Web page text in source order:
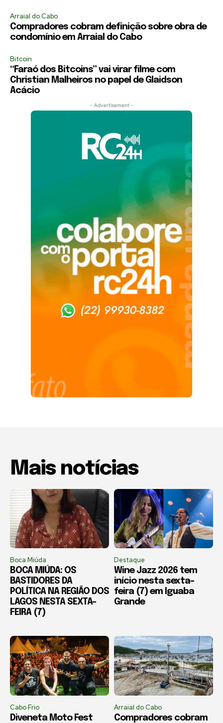
Arraial do Cabo
Compradores cobram definição sobre obra de
condomínio em Arraial do Cabo
Bitcoin
“Faraó dos Bitcoins” vai virar filme com
Christian Malheiros no papel de Glaidson
Acácio
- Advertisement -
Mais notícias
Boca Miúda
BOCA MIÚDA: OS
BASTIDORES DA
POLÍTICA NA REGIÃO DOS
LAGOS NESTA SEXTA-
FEIRA (7)
Destaque
Wine Jazz 2026 tem
início nesta sexta-
feira (7) em Iguaba
Grande
Cabo Frio
Diveneta Moto Fest
Arraial do Cabo
Compradores cobram